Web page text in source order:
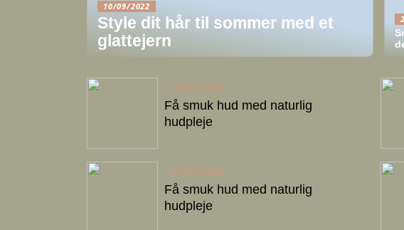
10/09/2022
Style dit hår til sommer med et
glattejern
18/07/2022
Få smuk hud med naturlig
hudpleje
09/07/2022
Få smuk hud med naturlig
hudpleje